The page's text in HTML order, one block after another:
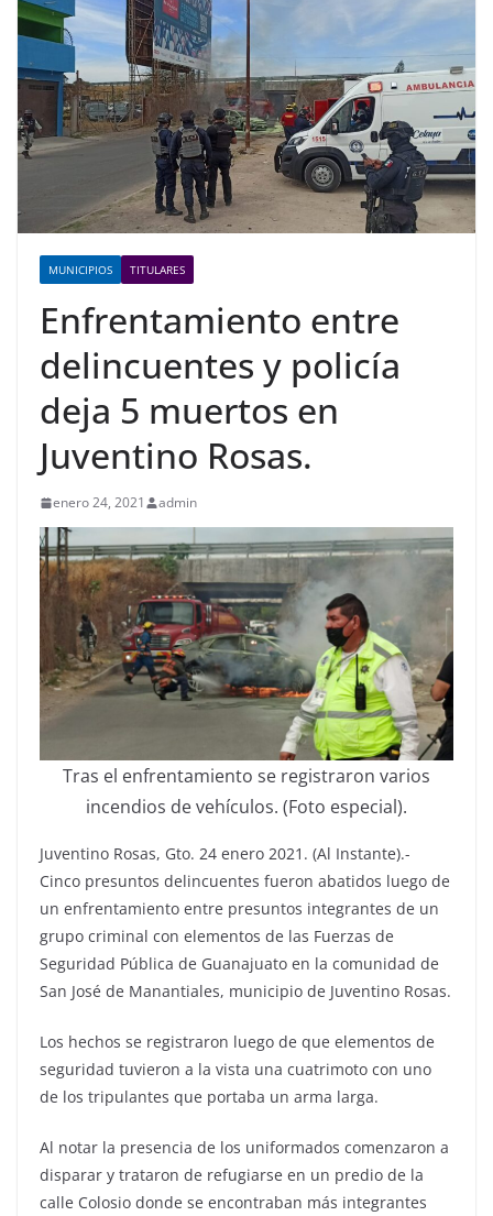
MUNICIPIOS TITULARES
Enfrentamiento entre
delincuentes y policía
deja 5 muertos en
Juventino Rosas.
enero 24, 2021 admin
Tras el enfrentamiento se registraron varios
incendios de vehículos. (Foto especial).
Juventino Rosas, Gto. 24 enero 2021. (Al Instante).-
Cinco presuntos delincuentes fueron abatidos luego de
un enfrentamiento entre presuntos integrantes de un
grupo criminal con elementos de las Fuerzas de
Seguridad Pública de Guanajuato en la comunidad de
San José de Manantiales, municipio de Juventino Rosas.
Los hechos se registraron luego de que elementos de
seguridad tuvieron a la vista una cuatrimoto con uno
de los tripulantes que portaba un arma larga.
Al notar la presencia de los uniformados comenzaron a
disparar y trataron de refugiarse en un predio de la
calle Colosio donde se encontraban más integrantes